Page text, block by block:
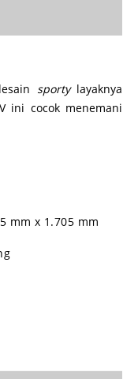
sportylayaknya
ini cocok menemani
mm x 1.705 mm